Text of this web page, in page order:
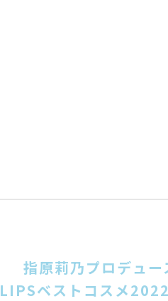
指原莉乃プロデュ
LIPSベストコスメ